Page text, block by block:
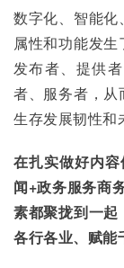
数字化、智能化
属性和功能发
发布者、提供
者、服务者，
生存发展韧性和
在扎实做好内
闻+政务服务商
素都聚拢到一
各行各业、赋能